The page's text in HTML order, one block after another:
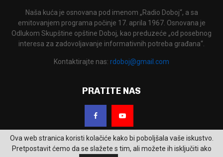
Naša kuća je osnovana pod imenom „Radio Doboj“, a sa
emitovanjem programa počinje 17. aprila 1967. Osnovana je
Odlukom Skupštine opštine Doboj, kao preduzeće „od posebnog
interesa za zadovoljavanje informativnih potreba građana“.
Kontaktirajte nas: rdoboj@gmail.com
PRATITE NAS
Ova web stranica koristi kolačiće kako bi poboljšala vaše iskustvo.
Pretpostavit ćemo da se slažete s tim, ali možete ih isključiti ako